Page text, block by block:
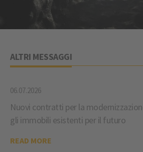
ALTRI MESSAGGI
06.07.2026
Nuovi contratti per la
gli immobili esistenti per il futuro
READ MORE